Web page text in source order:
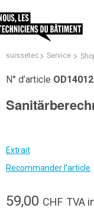
suissetec Service
N° d’article OD14012
Extrait
Recommander l'article
59,00 CHF TVA